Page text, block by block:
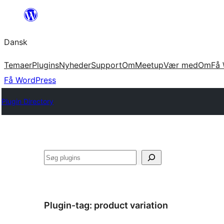
Spring
indhold
Dansk
TemaerPluginsNyhederSupportOmMeetupVær medOmFå
Få WordPress
Plugin Directory
Søg
Plugin-tag: product variation